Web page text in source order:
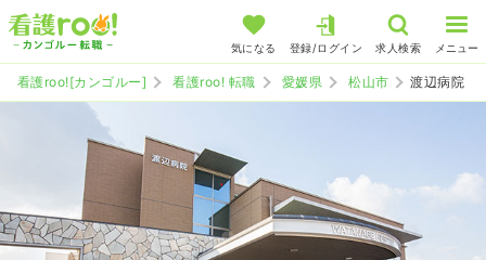
気になる 登録/ログイン 求人検索 メニュー
看護roo![カンゴルー] 看護roo! 転職 愛媛県 松山市 渡辺病院